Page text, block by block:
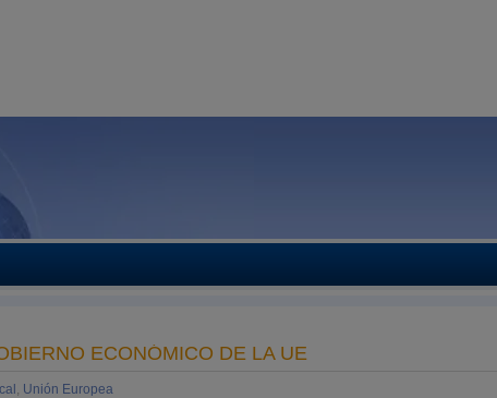
ECONÓMICO DE LA UE
, Unión Europea